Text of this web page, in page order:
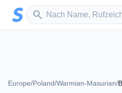
Zum Hauptinhalt springen
search
Sender suchen
Europe/Poland/Warmian-Masurian/